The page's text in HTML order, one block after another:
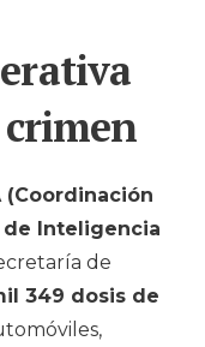
(Coordinación
de Inteligencia
de
349 dosis de